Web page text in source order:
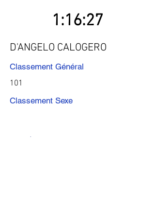
1:16:27
D'ANGELO CALOGERO
Classement Général
101
Classement Sexe
Précédent